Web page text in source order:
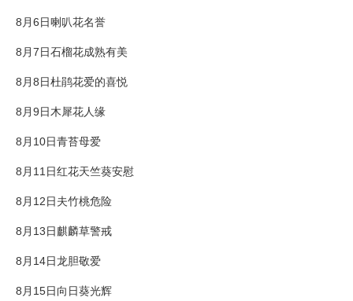
8月6日喇叭花名誉
8月7日石榴花成熟有美
8月8日杜鹃花爱的喜悦
8月9日木犀花人缘
8月10日青苔母爱
8月11日红花天竺葵安慰
8月12日夫竹桃危险
8月13日麒麟草警戒
8月14日龙胆敬爱
8月15日向日葵光辉